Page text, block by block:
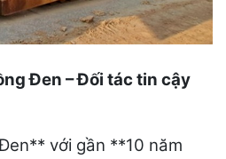
Đen – Đối tác tin cậy
với gần **10 năm